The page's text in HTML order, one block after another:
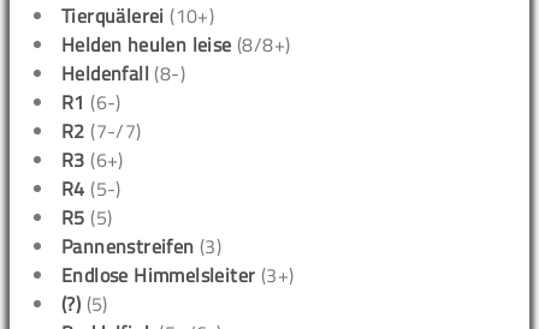
Tierquälerei (10+)
Helden heulen leise (8/8+)
Heldenfall (8-)
R1 (6-)
R2 (7-/7)
R3 (6+)
R4 (5-)
R5 (5)
Pannenstreifen (3)
Endlose Himmelsleiter (3+)
(?) (5)